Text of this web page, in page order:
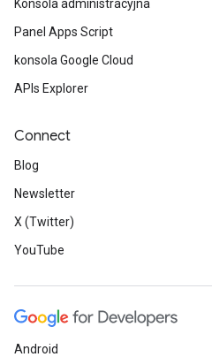
Konsola administracyjna
Panel Apps Script
konsola Google Cloud
APIs Explorer
Connect
Blog
Newsletter
X (Twitter)
YouTube
Android